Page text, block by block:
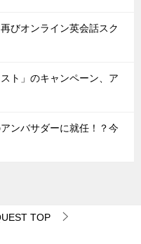
びオンライン英会話スク
ト」のキャンペーン、ア
ンバサダーに就任！？今
TOP